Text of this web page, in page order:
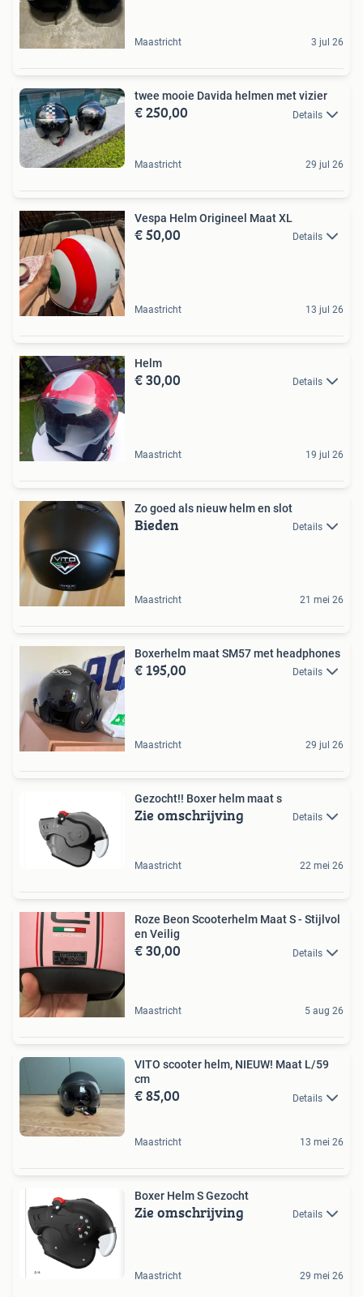
Maastricht 3 jul 26
twee mooie Davida helmen met vizier
€ 250,00 Details
Maastricht 29 jul 26
Vespa Helm Origineel Maat XL
€ 50,00 Details
Maastricht 13 jul 26
Helm
€ 30,00 Details
Maastricht 19 jul 26
Zo goed als nieuw helm en slot
Bieden Details
Maastricht 21 mei 26
Boxerhelm maat SM57 met headphones
€ 195,00 Details
Maastricht 29 jul 26
Gezocht!! Boxer helm maat s
Zie omschrijving Details
Maastricht 22 mei 26
Roze Beon Scooterhelm Maat S - Stijlvol
en Veilig
€ 30,00 Details
Maastricht 5 aug 26
VITO scooter helm, NIEUW! Maat L/59
cm
€ 85,00 Details
Maastricht 13 mei 26
Boxer Helm S Gezocht
Zie omschrijving Details
Maastricht 29 mei 26